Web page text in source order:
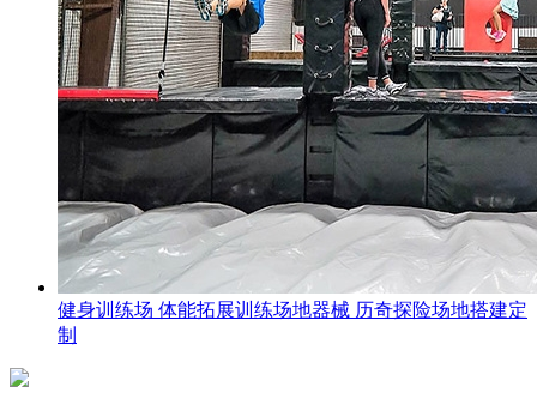
健身训练场 体能拓展训练场地器械 历奇探险场地搭建定
制